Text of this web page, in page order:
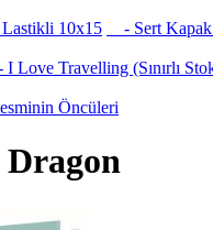
10x15 - Sert
Love Travelling (Sınırlı
Öncüleri
Dragon